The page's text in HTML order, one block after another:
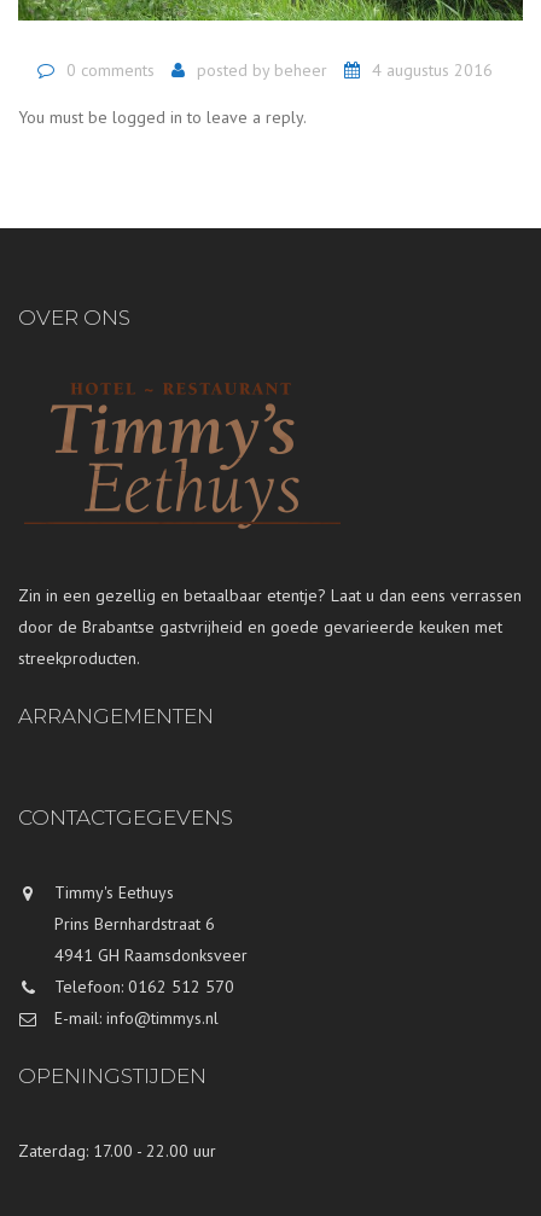
0 comments posted by beheer 4 augustus 2016
You must be logged in to leave a reply.
OVER ONS
Zin in een gezellig en betaalbaar etentje? Laat u dan eens verrassen
door de Brabantse gastvrijheid en goede gevarieerde keuken met
streekproducten.
ARRANGEMENTEN
CONTACTGEGEVENS
Timmy's Eethuys
Prins Bernhardstraat 6
4941 GH Raamsdonksveer
Telefoon: 0162 512 570
E-mail: info@timmys.nl
OPENINGSTIJDEN
Zaterdag: 17.00 - 22.00 uur